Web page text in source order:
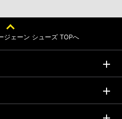
ジェーン シューズ TOPへ